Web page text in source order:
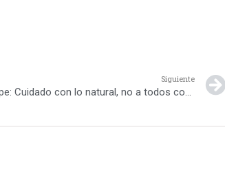
Siguiente
La Gripe: Cuidado con lo natural, no a todos conviene